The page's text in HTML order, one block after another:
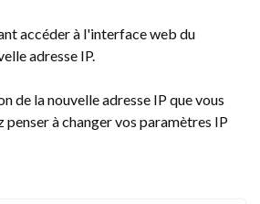
accéder à l'interface web du
adresse IP.
de la nouvelle adresse IP que vous
à changer vos paramètres IP